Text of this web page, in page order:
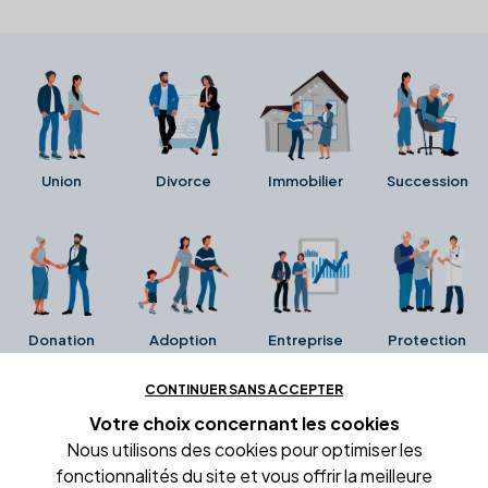
Union Divorce Immobilier Succession
Donation Adoption Entreprise Protection
Ces avis proviennent directement de la fiche Google
Business de l'office notarial. Ils n'ont ni été collectés ni
été vérifiés par Alexia.fr.
CONTINUER SANS ACCEPTER
Votre choix concernant les cookies
Nous utilisons des cookies pour optimiser les
fonctionnalités du site et vous offrir la meilleure